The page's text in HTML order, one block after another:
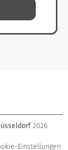
2026
Einstellungen